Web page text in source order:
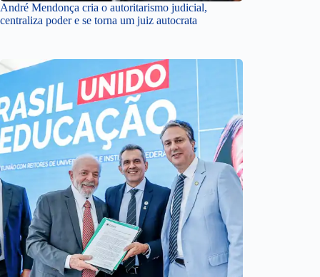
André Mendonça cria o autoritarismo judicial,
centraliza poder e se torna um juiz autocrata